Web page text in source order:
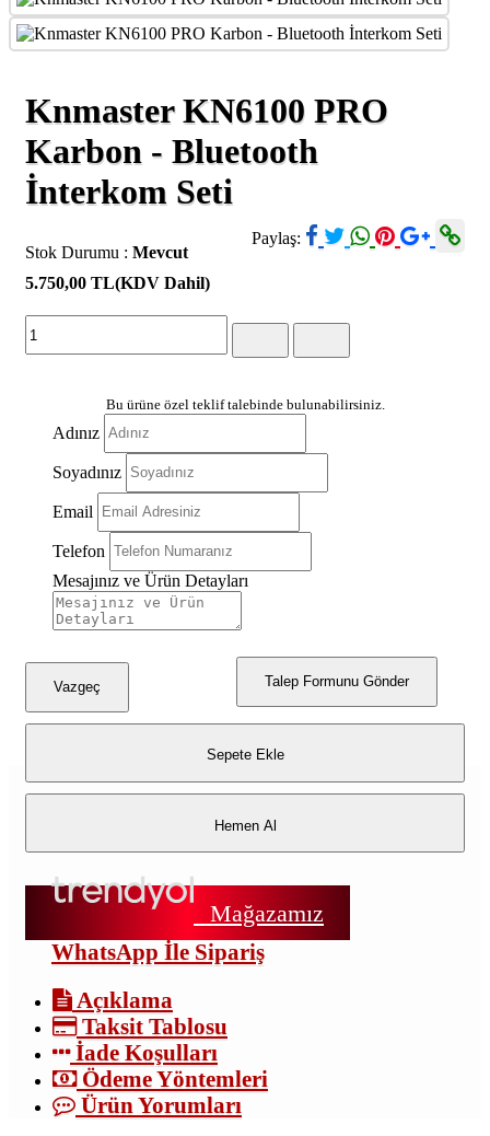
Knmaster KN6100 PRO
Karbon - Bluetooth
İnterkom Seti
Paylaş:
Stok Durumu : Mevcut
5.750,00 TL(KDV Dahil)
Bu ürüne özel teklif talebinde bulunabilirsiniz.
Adınız
Soyadınız
Email
Telefon
Mesajınız ve Ürün Detayları
Talep Formunu Gönder
Vazgeç
Sepete Ekle
Hemen Al
Mağazamız
WhatsApp İle Sipariş
Açıklama
Taksit Tablosu
İade Koşulları
Ödeme Yöntemleri
Ürün Yorumları